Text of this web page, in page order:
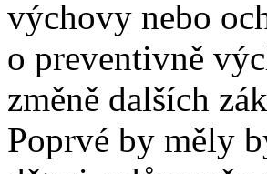
výchovy nebo
o preventivně
změně dalších
Poprvé by měly